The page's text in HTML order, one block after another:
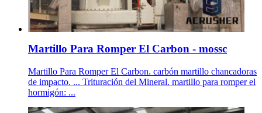
Martillo Para Romper El Carbon - mossc
Martillo Para Romper El Carbon. carbón martillo chancadoras
de impacto. ... Trituración del Mineral. martillo para romper el
hormigón: ...